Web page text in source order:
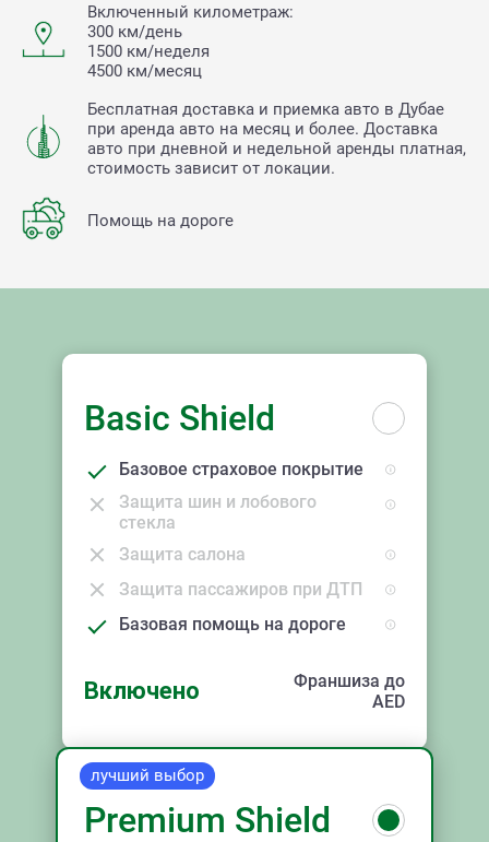
Включенный километраж:
300 км/день
1500 км/неделя
4500 км/месяц
Бесплатная доставка и приемка авто в Дубае
при аренда авто на месяц и более. Доставка
авто при дневной и недельной аренды платная,
стоимость зависит от локации.
Помощь на дороге
Basic Shield
Базовое страховое покрытие
Защита шин и лобового
стекла
Защита салона
Защита пассажиров при ДТП
Базовая помощь на дороге
Включено
Франшиза до
AED
лучший выбор
Premium Shield